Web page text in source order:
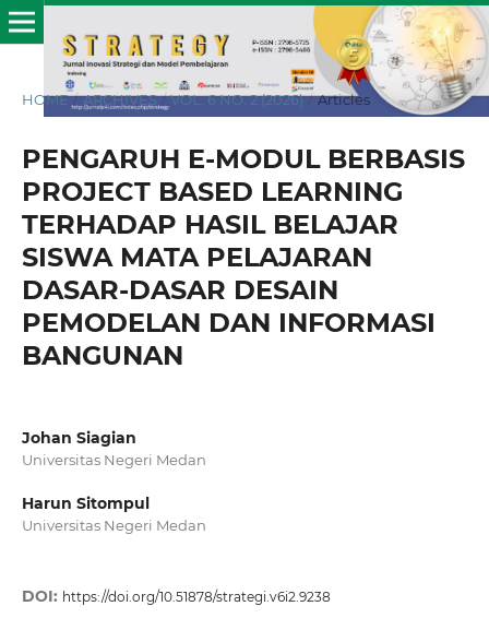
HOME / ARCHIVES / VOL. 6 NO. 2 (2026) / Articles
PENGARUH E-MODUL BERBASIS
PROJECT BASED LEARNING
TERHADAP HASIL BELAJAR
SISWA MATA PELAJARAN
DASAR-DASAR DESAIN
PEMODELAN DAN INFORMASI
BANGUNAN
Johan Siagian
Universitas Negeri Medan
Harun Sitompul
Universitas Negeri Medan
DOI: https://doi.org/10.51878/strategi.v6i2.9238